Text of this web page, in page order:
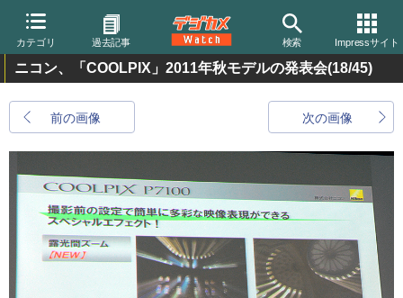
カテゴリ 過去記事 検索 Impressサイト
ニコン、「COOLPIX」2011年秋モデルの発表会(18/45)
前の画像 次の画像